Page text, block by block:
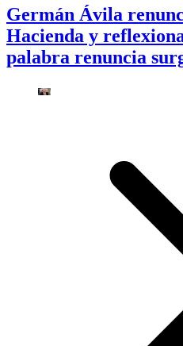
Germán Ávila
Hacienda y
palabra renuncia